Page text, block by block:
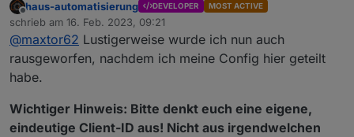
Disconnected frommqtt.ecoflow.com: undefined
(Delta Max und iOS)
Offline
haus-automatisierung DEVELOPER MOST ACTIVE
schrieb am 16. Feb. 2023, 09:21
zuletzt editiert von
@maxtor62 Lustigerweise wurde ich nun auch
rausgeworfen, nachdem ich meine Config hier geteilt
habe.
Wichtiger Hinweis: Bitte denkt euch eine eigene,
eindeutige Client-ID aus! Nicht aus irgendwelchen